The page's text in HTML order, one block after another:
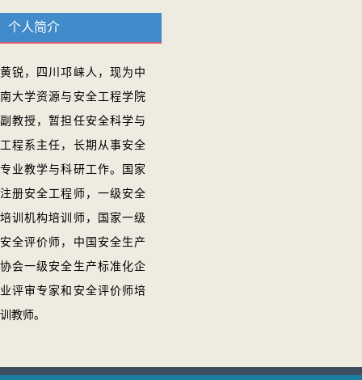
个人简介
黄锐，四川邛崃人，现为中
南大学资源与安全工程学院
副教授，暂担任安全科学与
工程系主任，长期从事安全
专业教学与科研工作。国家
注册安全工程师，一级安全
培训机构培训师，国家一级
安全评价师，中国安全生产
协会一级安全生产标准化企
业评审专家和安全评价师培
训教师。